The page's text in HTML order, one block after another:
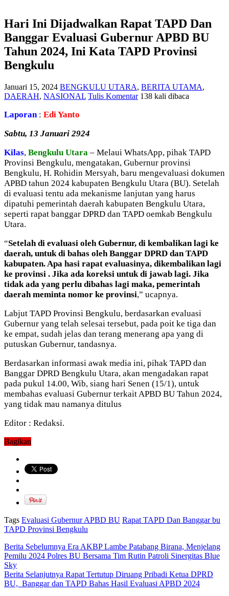
Hari Ini Dijadwalkan Rapat TAPD Dan
Banggar Evaluasi Gubernur APBD BU
Tahun 2024, Ini Kata TAPD Provinsi
Bengkulu
Januari 15, 2024 BENGKULU UTARA, BERITA UTAMA,
DAERAH, NASIONAL Tulis Komentar 138 kali dibaca
Laporan : Edi Yanto
Sabtu, 13 Januari 2924
Kilas, Bengkulu Utara – Melaui WhatsApp, pihak TAPD
Provinsi Bengkulu, mengatakan, Gubernur provinsi
Bengkulu, H. Rohidin Mersyah, baru mengevaluasi dokumen
APBD tahun 2024 kabupaten Bengkulu Utara (BU). Setelah
di evaluasi tentu ada mekanisme lanjutan yang harus
dipatuhi pemerintah daerah kabupaten Bengkulu Utara,
seperti rapat banggar DPRD dan TAPD oemkab Bengkulu
Utara.
“Setelah di evaluasi oleh Gubernur, di kembalikan lagi ke
daerah, untuk di bahas oleh Banggar DPRD dan TAPD
kabupaten. Apa hasi rapat evaluasinya, dikembalikan lagi
ke provinsi . Jika ada koreksi untuk di jawab lagi. Jika
tidak ada yang perlu dibahas lagi maka, pemerintah
daerah meminta nomor ke provinsi,” ucapnya.
Labjut TAPD Provinsi Bengkulu, berdasarkan evaluasi
Gubernur yang telah selesai tersebut, pada poit ke tiga dan
ke empat, sudah jelas dan terang menerang apa yang di
putuskan Gubernur, tandasnya.
Berdasarkan informasi awak media ini, pihak TAPD dan
Banggar DPRD Bengkulu Utara, akan mengadakan rapat
pada pukul 14.00, Wib, siang hari Senen (15/1), untuk
membahas evaluasi Gubernur terkait APBD BU Tahun 2024,
yang tidak mau namanya ditulus
Editor : Redaksi.
Bagikan
Tags Evaluasi Gubernur APBD BU Rapat TAPD Dan Banggar bu
TAPD Provinsi Bengkulu
Berita Sebelumnya Era AKBP Lambe Patabang Birana, Menjelang
Pemilu 2024 Polres BU Bersama Tim Rutin Patroli Sinergitas Blue
Sky
Berita Selanjutnya Rapat Tertutup Diruang Pribadi Ketua DPRD
BU, Banggar dan TAPD Bahas Hasil Evaluasi APBD 2024